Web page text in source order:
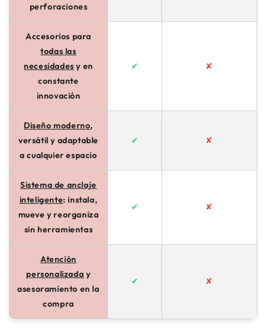
perforaciones
Accesorios para
todas las
necesidades y en
constante
innovación
✔ ✘
Diseño moderno,
versátil y adaptable
a cualquier espacio
✔ ✘
Sistema de anclaje
inteligente: instala,
mueve y reorganiza
sin herramientas
✔ ✘
Atención
personalizada y
asesoramiento en la
compra
✔ ✘